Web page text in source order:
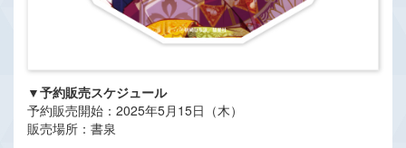
▼予約販売スケジュール
予約販売開始：2025年5月15日（木）
販売場所：書泉